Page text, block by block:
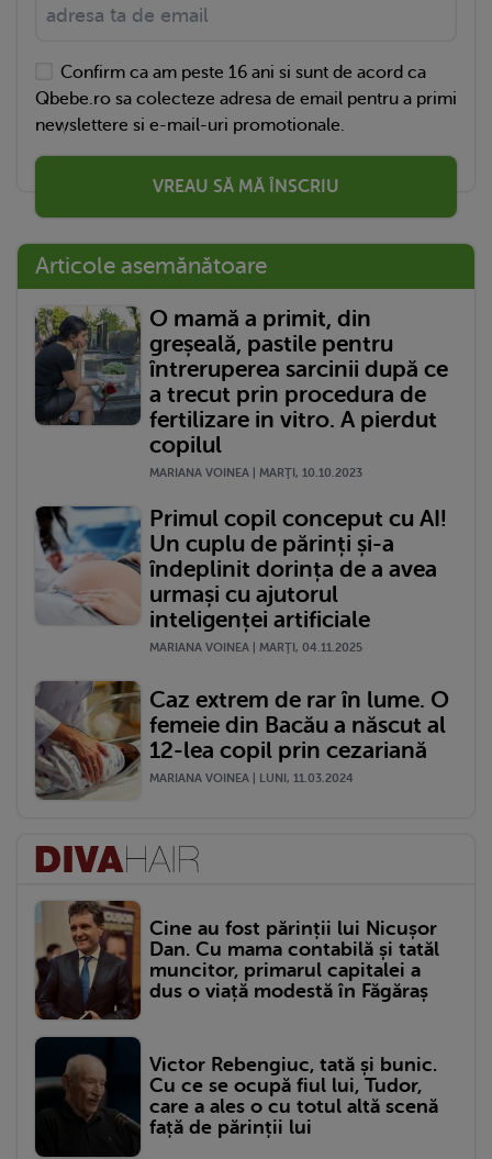
Confirm ca am peste 16 ani si sunt de acord ca
Qbebe.ro sa colecteze adresa de email pentru a primi
newslettere si e-mail-uri promotionale.
VREAU SĂ MĂ ÎNSCRIU
Articole asemănătoare
O mamă a primit, din
greșeală, pastile pentru
întreruperea sarcinii după ce
a trecut prin procedura de
fertilizare in vitro. A pierdut
copilul
MARIANA VOINEA | MARŢI, 10.10.2023
Primul copil conceput cu AI!
Un cuplu de părinți și-a
îndeplinit dorința de a avea
urmași cu ajutorul
inteligenței artificiale
MARIANA VOINEA | MARŢI, 04.11.2025
Caz extrem de rar în lume. O
femeie din Bacău a născut al
12-lea copil prin cezariană
MARIANA VOINEA | LUNI, 11.03.2024
Cine au fost părinții lui Nicușor
Dan. Cu mama contabilă și tatăl
muncitor, primarul capitalei a
dus o viață modestă în Făgăraș
Victor Rebengiuc, tată și bunic.
Cu ce se ocupă fiul lui, Tudor,
care a ales o cu totul altă scenă
față de părinții lui